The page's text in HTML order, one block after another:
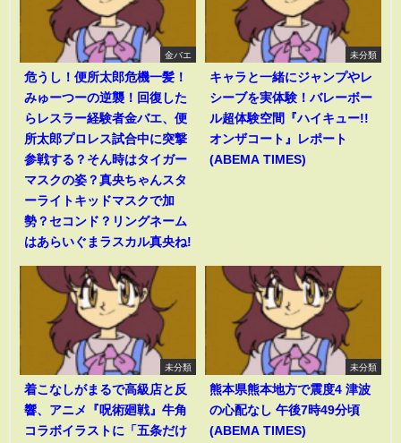
金バエ
危うし！便所太郎危機一髪！
みゅーつーの逆襲！回復した
らレスラー経験者金バエ、便
所太郎プロレス試合中に突撃
参戦する？そん時はタイガー
マスクの姿？真央ちゃんスタ
ーライトキッドマスクで加
勢？セコンド？リングネーム
はあらいぐまラスカル真央ね!
未分類
キャラと一緒にジャンプやレ
シーブを実体験！バレーボー
ル超体験空間『ハイキュー!!
オンザコート』レポート
(ABEMA TIMES)
未分類
着こなしがまるで高級店と反
響、アニメ『呪術廻戦』牛角
コラボイラストに「五条だけ
未分類
熊本県熊本地方で震度4 津波
の心配なし 午後7時49分頃
(ABEMA TIMES)